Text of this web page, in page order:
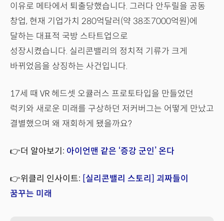
이유로 메타에서 퇴출당했습니다. 그러다 안두릴을 공동
창업, 현재 기업가치 280억달러(약 38조7000억원)에
달하는 대표적 국방 스타트업으로
성장시켰습니다. 실리콘밸리의 정치적 기류가 크게
바뀌었음을 상징하는 사건입니다.
17세 때 VR 헤드셋 오큘러스 프로토타입을 만들었던
럭키와 새로운 미래를 구상하던 저커버그는 어떻게 만났고
결별했으며 왜 재회하게 됐을까요?
👉더 알아보기: 아이언맨 같은 ‘증강 군인’ 온다
👉위클리 인사이트: [실리콘밸리 스토리] 괴짜들이
꿈꾸는 미래